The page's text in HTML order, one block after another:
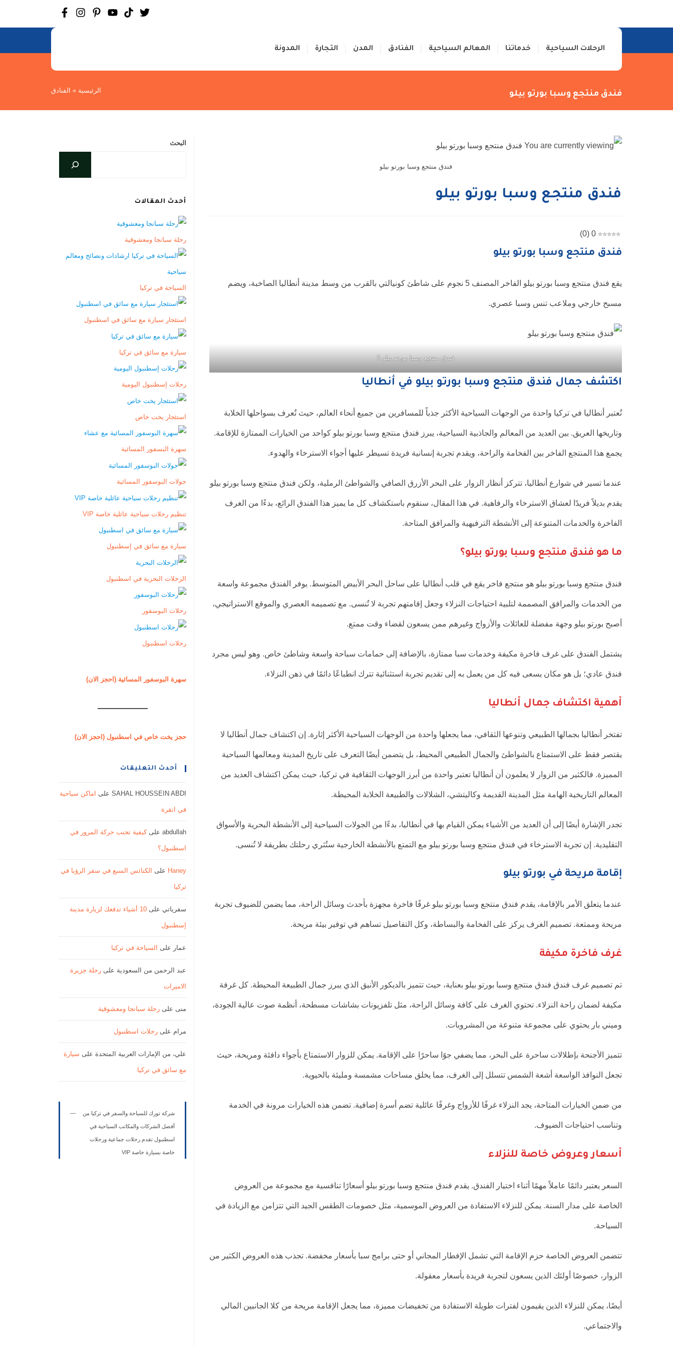
الرحلات السياحية خدماتنا المعالم السياحية الفنادق المدن التجارة المدونة
فندق منتجع وسبا بورتو بيلو الرئيسية » الفنادق
فندق منتجع وسبا بورتو بيلو
فندق منتجع وسبا بورتو بيلو
0
(
0
)
فندق منتجع وسبا بورتو بيلو
يقع فندق منتجع وسبا بورتو بيلو الفاخر المصنف 5 نجوم على شاطئ كونيالتي بالقرب من وسط مدينة أنطاليا الصاخبة، ويضم
مسبح خارجي وملاعب تنس وسبا عصري.
فندق منتجع وسبا بورتو بيلو 3
اكتشف جمال فندق منتجع وسبا بورتو بيلو في أنطاليا
تُعتبر أنطاليا في تركيا واحدة من الوجهات السياحية الأكثر جذباً للمسافرين من جميع أنحاء العالم، حيث تُعرف بسواحلها الخلابة
وتاريخها العريق. بين العديد من المعالم والجاذبية السياحية، يبرز فندق منتجع وسبا بورتو بيلو كواحد من الخيارات الممتازة للإقامة.
يجمع هذا المنتجع الفاخر بين الفخامة والراحة، ويقدم تجربة إنسانية فريدة تسيطر عليها أجواء الاسترخاء والهدوء.
عندما تسير في شوارع أنطاليا، تتركز أنظار الزوار على البحر الأزرق الصافي والشواطئ الرملية، ولكن فندق منتجع وسبا بورتو بيلو
يقدم بديلاً فريدًا لعشاق الاسترخاء والرفاهية. في هذا المقال، سنقوم باستكشاف كل ما يميز هذا الفندق الرائع، بدءًا من الغرف
الفاخرة والخدمات المتنوعة إلى الأنشطة الترفيهية والمرافق المتاحة.
ما هو فندق منتجع وسبا بورتو بيلو؟
فندق منتجع وسبا بورتو بيلو هو منتجع فاخر يقع في قلب أنطاليا على ساحل البحر الأبيض المتوسط. يوفر الفندق مجموعة واسعة
من الخدمات والمرافق المصممة لتلبية احتياجات النزلاء وجعل إقامتهم تجربة لا تُنسى. مع تصميمه العصري والموقع الاستراتيجي،
أصبح بورتو بيلو وجهة مفضلة للعائلات والأزواج وغيرهم ممن يسعون لقضاء وقت ممتع.
يشتمل الفندق على غرف فاخرة مكيفة وخدمات سبا ممتازة، بالإضافة إلى حمامات سباحة واسعة وشاطئ خاص. وهو ليس مجرد
فندق عادي؛ بل هو مكان يسعى فيه كل من يعمل به إلى تقديم تجربة استثنائية تترك انطباعًا دائمًا في ذهن النزلاء.
أهمية اكتشاف جمال أنطاليا
تفتخر أنطاليا بجمالها الطبيعي وتنوعها الثقافي، مما يجعلها واحدة من الوجهات السياحية الأكثر إثارة. إن اكتشاف جمال أنطاليا لا
يقتصر فقط على الاستمتاع بالشواطئ والجمال الطبيعي المحيط، بل يتضمن أيضًا التعرف على تاريخ المدينة ومعالمها السياحية
المميزة. فالكثير من الزوار لا يعلمون أن أنطاليا تعتبر واحدة من أبرز الوجهات الثقافية في تركيا، حيث يمكن اكتشاف العديد من
المعالم التاريخية الهامة مثل المدينة القديمة وكاليتشي، الشلالات والطبيعة الخلابة المحيطة.
تجدر الإشارة أيضًا إلى أن العديد من الأشياء يمكن القيام بها في أنطاليا، بدءًا من الجولات السياحية إلى الأنشطة البحرية والأسواق
التقليدية. إن تجربة الاسترخاء في فندق منتجع وسبا بورتو بيلو مع التمتع بالأنشطة الخارجية ستُثري رحلتك بطريقة لا تُنسى.
إقامة مريحة في بورتو بيلو
عندما يتعلق الأمر بالإقامة، يقدم فندق منتجع وسبا بورتو بيلو غرفًا فاخرة مجهزة بأحدث وسائل الراحة، مما يضمن للضيوف تجربة
مريحة وممتعة. تصميم الغرف يركز على الفخامة والبساطة، وكل التفاصيل تساهم في توفير بيئة مريحة.
غرف فاخرة مكيفة
تم تصميم غرف فندق فندق منتجع وسبا بورتو بيلو بعناية، حيث تتميز بالديكور الأنيق الذي يبرز جمال الطبيعة المحيطة. كل غرفة
مكيفة لضمان راحة النزلاء. تحتوي الغرف على كافة وسائل الراحة، مثل تلفزيونات بشاشات مسطحة، أنظمة صوت عالية الجودة،
وميني بار يحتوي على مجموعة متنوعة من المشروبات.
تتميز الأجنحة بإطلالات ساحرة على البحر، مما يضفي جوًا ساحرًا على الإقامة. يمكن للزوار الاستمتاع بأجواء دافئة ومريحة، حيث
تجعل النوافذ الواسعة أشعة الشمس تتسلل إلى الغرف، مما يخلق مساحات مشمسة ومليئة بالحيوية.
من ضمن الخيارات المتاحة، يجد النزلاء غرفًا للأزواج وغرفًا عائلية تضم أسرة إضافية. تضمن هذه الخيارات مرونة في الخدمة
وتناسب احتياجات الضيوف.
أسعار وعروض خاصة للنزلاء
السعر يعتبر دائمًا عاملاً مهمًا أثناء اختيار الفندق. يقدم فندق منتجع وسبا بورتو بيلو أسعارًا تنافسية مع مجموعة من العروض
الخاصة على مدار السنة. يمكن للنزلاء الاستفادة من العروض الموسمية، مثل خصومات الطقس الجيد التي تتزامن مع الزيادة في
السياحة.
تتضمن العروض الخاصة حزم الإقامة التي تشمل الإفطار المجاني أو حتى برامج سبا بأسعار مخفضة. تجذب هذه العروض الكثير من
الزوار، خصوصًا أولئك الذين يسعون لتجربة فريدة بأسعار معقولة.
أيضًا، يمكن للنزلاء الذين يقيمون لفترات طويلة الاستفادة من تخفيضات مميزة، مما يجعل الإقامة مريحة من كلا الجانبين المالي
والاجتماعي.
البحث
أحدث المقالات
رحلة سبانجا ومعشوقية
السياحة في تركيا
استئجار سيارة مع سائق في اسطنبول
سيارة مع سائق في تركيا
رحلات إسطنبول اليومية
استئجار يخت خاص
سهرة البسفور المسائية
جولات البوسفور المسائية
تنظيم رحلات سياحية عائلية خاصة VIP
سيارة مع سائق في إسطنبول
الرحلات البحرية في اسطنبول
رحلات البوسفور
رحلات اسطنبول
سهرة البوسفور المسائية (احجز الان)
حجز يخت خاص في اسطنبول (احجز الان)
أحدث التعليقات
SAHAL HOUSSEIN ABDI على اماكن سياحية
في انقرة
abdullah علىكيفية تجنب حركة المرور في
اسطنبول؟
Haney على الكنائس السبع في سفر الرؤيا في
تركيا
سفرياتي على 10 أشياء تدفعك لزيارة مدينة
إسطنبول
عمار على السياحة في تركيا
عبد الرحمن من السعودية على رحلة جزيرة
الاميرات
منى على رحلة سبانجا ومعشوقية
مرام على رحلات اسطنبول
علي، من الإمارات العربية المتحدة على سيارة
مع سائق في تركيا
شركة تورك للسياحة والسفر في تركيا من
أفضل الشركات والمكاتب السياحية في
اسطنبول تقدم رحلات جماعية ورحلات
خاصة بسيارة خاصة VIP